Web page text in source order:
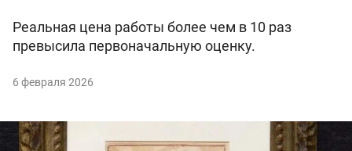
Реальная цена работы более чем в 10 раз
превысила первоначальную оценку.
6 февраля 2026